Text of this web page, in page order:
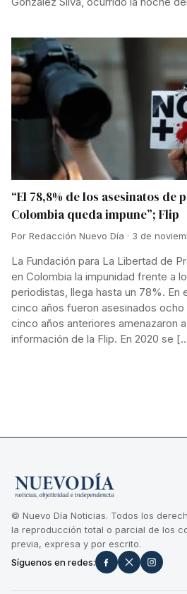
“El 78,8% de los asesinatos de
Colombia queda impune”; Flip
Por Redacción Nuevo Día · 3 de
La Fundación para La Libertad de
en Colombia la impunidad frente a
periodistas, llega hasta un 78%. En
cinco años fueron asesinados
cinco años anteriores amenazaron
información de la Flip. En 2020 se
© Nuevo Día Noticias. Todos los
la reproducción total o parcial de los
previa, expresa y por escrito.
Síguenos en redes: